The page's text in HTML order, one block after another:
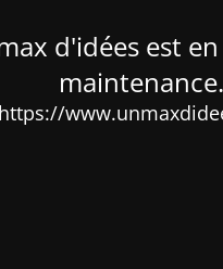
d'idées est
maintenance.
https://